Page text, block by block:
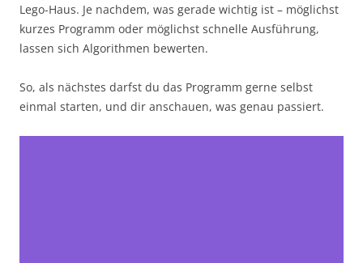
Lego-Haus. Je nachdem, was gerade wichtig ist – möglichst
kurzes Programm oder möglichst schnelle Ausführung,
lassen sich Algorithmen bewerten.
So, als nächstes darfst du das Programm gerne selbst
einmal starten, und dir anschauen, was genau passiert.